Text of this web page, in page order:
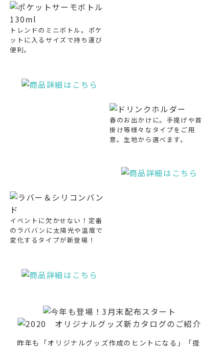
トレンドのミニボトル。ポケ
ットに入るサイズで持ち運び
便利。
春のお出かけに。手提げや首
掛け等様々なタイプをご用
意。生地から選べます。
イベントに欠かせない！定番
のラババンに太陽光や温度で
変化するタイプが新登場！
昨年も「オリジナルグッズ作成のヒントになる」「提